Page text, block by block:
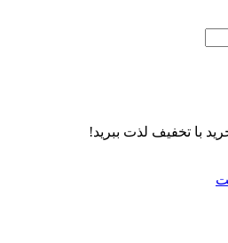
با تخفیف لذت ببرید!